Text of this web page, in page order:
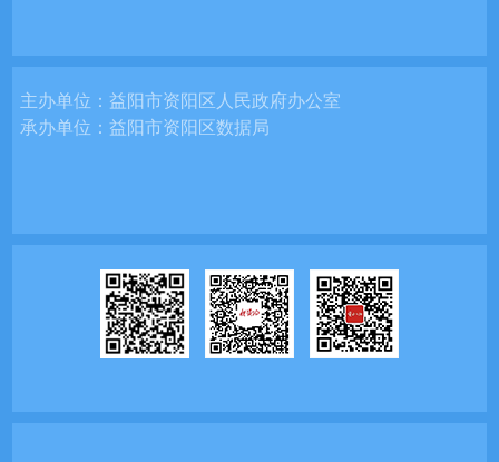
主办单位：益阳市资阳区人民政府办公室
承办单位：益阳市资阳区数据局